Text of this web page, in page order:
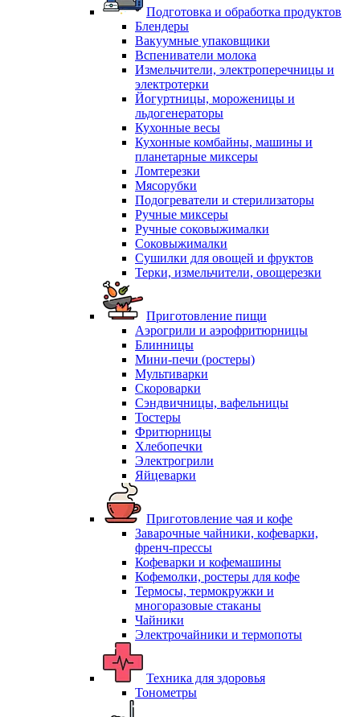
Подготовка и обработка продуктов
Блендеры
Вакуумные упаковщики
Вспениватели молока
Измельчители, электроперечницы и
электротерки
Йогуртницы, мороженицы и
льдогенераторы
Кухонные весы
Кухонные комбайны, машины и
планетарные миксеры
Ломтерезки
Мясорубки
Подогреватели и стерилизаторы
Ручные миксеры
Ручные соковыжималки
Соковыжималки
Сушилки для овощей и фруктов
Терки, измельчители, овощерезки
Приготовление пищи
Аэрогрили и аэрофритюрницы
Блинницы
Мини-печи (ростеры)
Мультиварки
Скороварки
Сэндвичницы, вафельницы
Тостеры
Фритюрницы
Хлебопечки
Электрогрили
Яйцеварки
Приготовление чая и кофе
Заварочные чайники, кофеварки,
френч-прессы
Кофеварки и кофемашины
Кофемолки, ростеры для кофе
Термосы, термокружки и
многоразовые стаканы
Чайники
Электрочайники и термопоты
Техника для здоровья
Тонометры